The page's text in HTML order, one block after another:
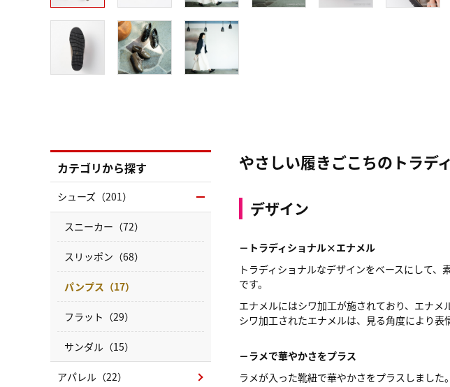
やさしい履きごこちのトラデ
デザイン
－トラディショナル×エナメル
トラディショナルなデザインをベースにして
です。
エナメルにはシワ加工が施されており、エナメ
シワ加工されたエナメルは、見る角度により表
－ラメで華やかさをプラス
ラメが入った靴紐で華やかさをプラスしました
カテゴリから探す
シューズ（201）
スニーカー（72）
スリッポン（68）
パンプス（17）
フラット（29）
サンダル（15）
アパレル（22）